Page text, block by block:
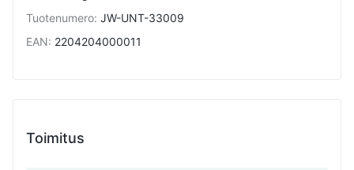
Tuotenumero: JW-UNT-33009
EAN: 2204204000011
Toimitus